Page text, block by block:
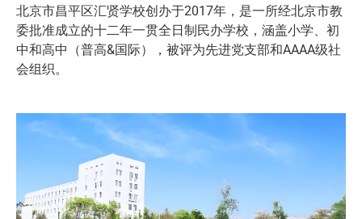
北京市昌平区汇贤学校创办于2017年，是一所经北京市教
委批准成立的十二年一贯全日制民办学校，涵盖小学、初
中和高中（普高&国际），被评为先进党支部和AAAA级社
会组织。